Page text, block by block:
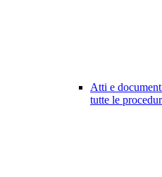
Atti e
tutte le